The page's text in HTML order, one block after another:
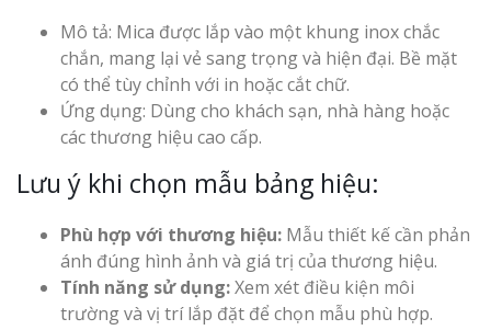
Mô tả: Mica được lắp vào một khung inox chắc
chắn, mang lại vẻ sang trọng và hiện đại. Bề mặt
có thể tùy chỉnh với in hoặc cắt chữ.
Ứng dụng: Dùng cho khách sạn, nhà hàng hoặc
các thương hiệu cao cấp.
Lưu ý khi chọn mẫu bảng hiệu:
Phù hợp với thương hiệu: Mẫu thiết kế cần phản
ánh đúng hình ảnh và giá trị của thương hiệu.
Tính năng sử dụng:Xem xét điều kiện môi
trường và vị trí lắp đặt để chọn mẫu phù hợp.